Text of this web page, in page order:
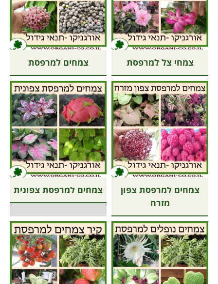
צמחי צל למרפסת צמחים למרפסת
צמחים למרפסת צפון
מזרח
צמחים למרפסת צפונית